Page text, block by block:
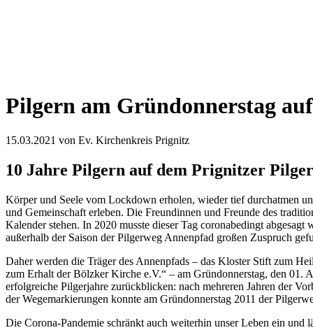
Pilgern am Gründonnerstag
15.03.2021 von Ev. Kirchenkreis Prignitz
10 Jahre Pilgern auf dem Prignitzer
Körper und Seele vom Lockdown erholen, wieder tief durchatmen
und Gemeinschaft erleben. Die Freundinnen und Freunde des
Kalender stehen. In 2020 musste dieser Tag coronabedingt
außerhalb der Saison der Pilgerweg Annenpfad großen Zuspruch
Daher werden die Träger des Annenpfads – das Kloster Stift zum
zum Erhalt der Bölzker Kirche e.V.“ – am Gründonnerstag, den 01.
erfolgreiche Pilgerjahre zurückblicken: nach mehreren Jahren der
der Wegemarkierungen konnte am Gründonnerstag 2011 der
Die Corona-Pandemie schränkt auch weiterhin unser Leben ein